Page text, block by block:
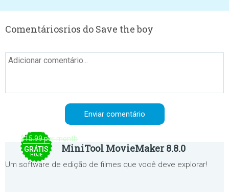
Comentáriosrios do Save the boy
$15.99 per month
GRÁTIS
HOJE
MiniTool MovieMaker 8.8.0
Um software de edição de filmes que você deve explorar!